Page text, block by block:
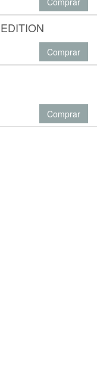
Comprar
Comprar